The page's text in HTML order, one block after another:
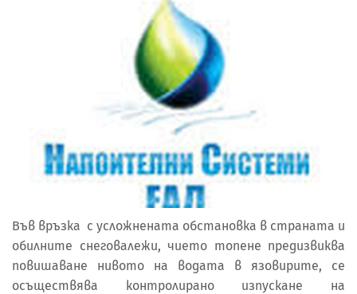
Във връзка с усложнената обстановка в страната и
обилните снеговалежи, чието топене предизвиква
повишаване нивото на водата в язовирите, се
осъществява контролирано изпускане на